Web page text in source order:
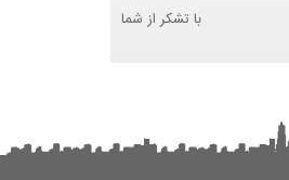
با تشکر از شما